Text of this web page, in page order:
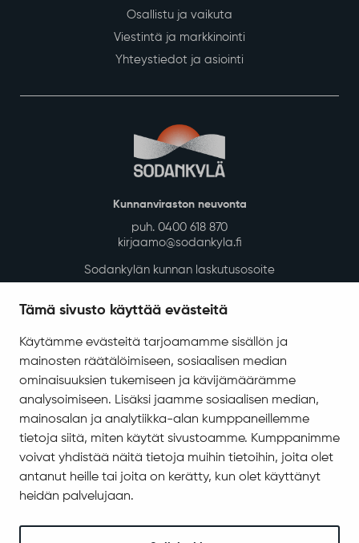
Tämä sivusto käyttää evästeitä
Käytämme evästeitä tarjoamamme sisällön ja
mainosten räätälöimiseen, sosiaalisen median
ominaisuuksien tukemiseen ja kävijämäärämme
analysoimiseen. Lisäksi jaamme sosiaalisen median,
mainosalan ja analytiikka-alan kumppaneillemme
tietoja siitä, miten käytät sivustoamme. Kumppanimme
voivat yhdistää näitä tietoja muihin tietoihin, joita olet
antanut heille tai joita on kerätty, kun olet käyttänyt
heidän palvelujaan.
Osallistu ja vaikuta
Viestintä ja markkinointi
Yhteystiedot ja asiointi
Kunnanviraston neuvonta
puh. 0400 618 870
kirjaamo@sodankyla.fi
Sodankylän kunnan laskutusosoite
Asiakirjajulkisuuskuvaus
Evästeiden hallinta
Yhteystiedot
Jäämerentie 1, 99601 Sodankylä
Kaikki yhteystiedot
Henkilökunnan intranet